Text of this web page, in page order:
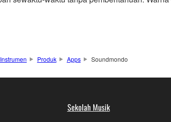
Produk Apps Soundmondo
Sekolah Musik